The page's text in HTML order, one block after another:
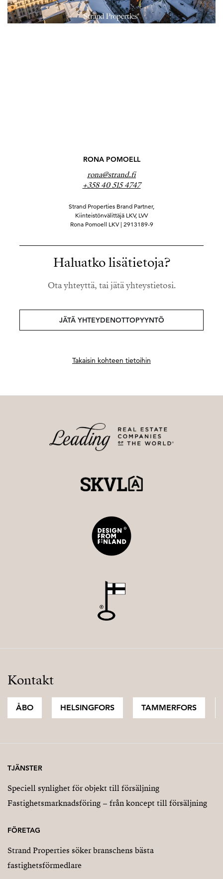
RONA POMOELL
rona@strand.fi
+358 40 515 4747
Strand Properties Brand Partner,
Kiinteistönvälittäjä LKV, LVV
Rona Pomoell LKV | 2913189-9
Haluatko lisätietoja?
Ota yhteyttä, tai jätä yhteystietosi.
JÄTÄ YHTEYDENOTTOPYYNTÖ
Takaisin kohteen tietoihin
Kontakt
ÅBO HELSINGFORS TAMMERFORS
TJÄNSTER
Speciell synlighet för objekt till försäljning
Fastighetsmarknadsföring – från koncept till försäljning
FÖRETAG
Strand Properties söker branschens bästa
fastighetsförmedlare